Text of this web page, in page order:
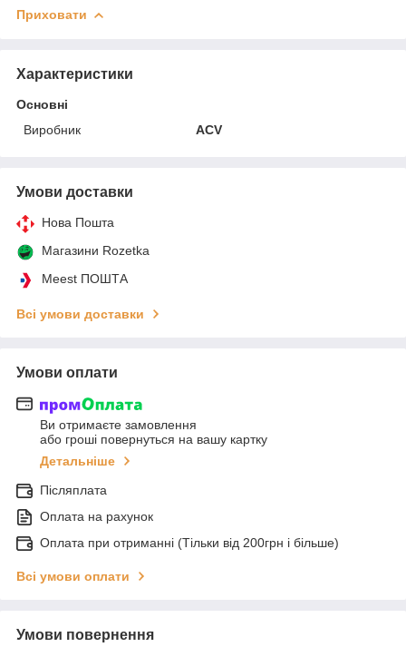
Приховати
Характеристики
Основні
Виробник
ACV
Умови доставки
Нова Пошта
Магазини Rozetka
Meest ПОШТА
Всі умови доставки
Умови оплати
Ви отримаєте замовлення
або гроші повернуться на вашу картку
Детальніше
Післяплата
Оплата на рахунок
Оплата при отриманні (Тільки від 200грн і більше)
Всі умови оплати
Умови повернення